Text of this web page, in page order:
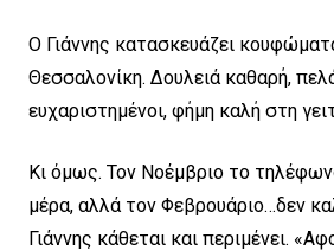
Ο Γιάννης κατασκευάζει
Θεσσαλονίκη. Δουλειά καθαρή,
ευχαριστημένοι, φήμη καλή στη
Κι όμως. Τον Νοέμβριο το
μέρα, αλλά τον Φεβρουάριο…δεν
Γιάννης κάθεται και περιμένει.